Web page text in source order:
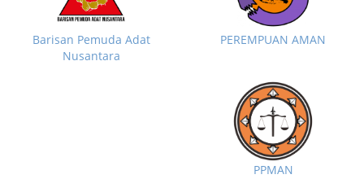
Barisan Pemuda Adat
Nusantara
PEREMPUAN AMAN
PPMAN